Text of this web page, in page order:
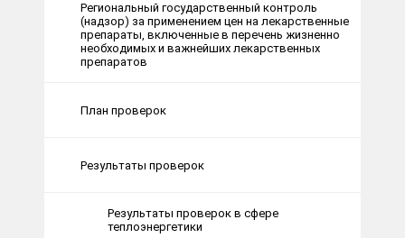
Региональный государственный контроль
(надзор) за применением цен на лекарственные
препараты, включенные в перечень жизненно
необходимых и важнейших лекарственных
препаратов
План проверок
Результаты проверок
Результаты проверок в сфере
теплоэнергетики